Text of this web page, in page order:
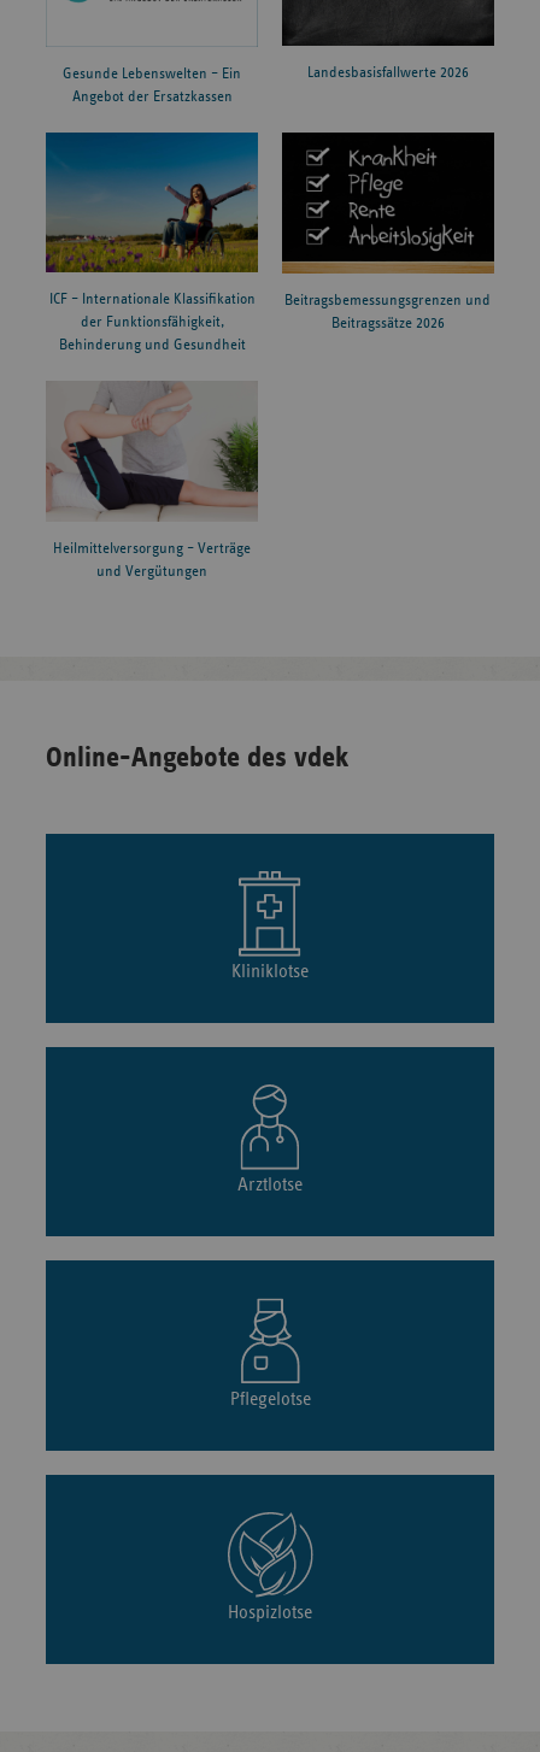
Gesunde Lebenswelten – Ein
Angebot der Ersatzkassen
Landesbasisfallwerte 2026
ICF – Internationale Klassifikation
der Funktionsfähigkeit,
Behinderung und Gesundheit
Beitragsbemessungsgrenzen und
Beitragssätze 2026
Heilmittelversorgung – Verträge
und Vergütungen
Online-Angebote des vdek
Kliniklotse
Arztlotse
Pflegelotse
Hospizlotse